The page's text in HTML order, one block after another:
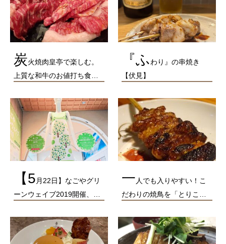
炭火焼肉皇亭で楽しむ。
上質な和牛のお値打ち食…
『ふわり』の串焼き
【伏見】
【5 月22日】なごやグリ
ーンウェイブ2019開催、…
一 人でも入りやすい！こ
だわりの焼鳥を「とりこ…